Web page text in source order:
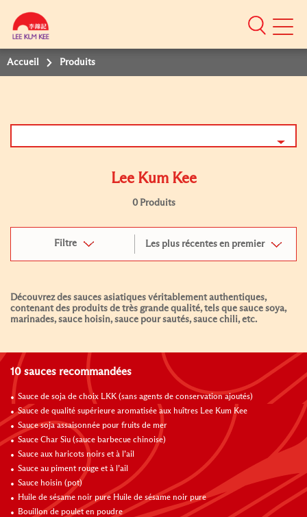
Mobile
Accueil Produits
Lee Kum Kee
0 Produits
Filtre Les plus récentes en premier
Découvrez des sauces asiatiques véritablement authentiques,
contenant des produits de très grande qualité, tels que sauce soya,
marinades, sauce hoisin, sauce pour sautés, sauce chili, etc.
10 sauces recommandées
Sauce de soja de choix LKK (sans agents de conservation ajoutés)
Sauce de qualité supérieure aromatisée aux huîtres Lee Kum Kee
Sauce soja assaisonnée pour fruits de mer
Sauce Char Siu (sauce barbecue chinoise)
Sauce aux haricots noirs et à l’ail
Sauce au piment rouge et à l’ail
Sauce hoisin (pot)
Huile de sésame noir pure Huile de sésame noir pure
Bouillon de poulet en poudre